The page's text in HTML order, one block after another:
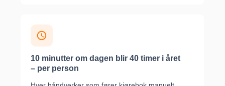
10 minutter om dagen blir 40 timer i året
– per person